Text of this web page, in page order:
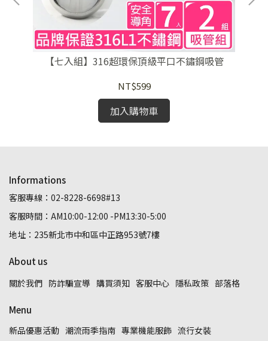
【七入組】316超環保頂級平口不鏽鋼吸管
NT$599
加入購物車
Informations
客服專線：02-8228-6698#13
客服時間：AM10:00-12:00 -PM13:30-5:00
地址：235新北市中和區中正路953號7樓
About us
關於我們 防詐騙宣導 購買須知 客服中心 隱私政策 部落格
Menu
新品優惠活動 潮流雨季指南 專業機能服飾 流行女裝